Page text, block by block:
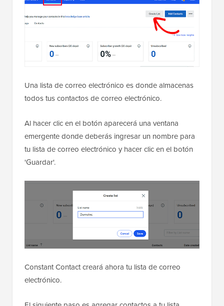
Una lista de correo electrónico es donde almacenas
todos tus contactos de correo electrónico.
Al hacer clic en el botón aparecerá una ventana
emergente donde deberás ingresar un nombre para
tu lista de correo electrónico y hacer clic en el botón
'Guardar'.
Constant Contact creará ahora tu lista de correo
electrónico.